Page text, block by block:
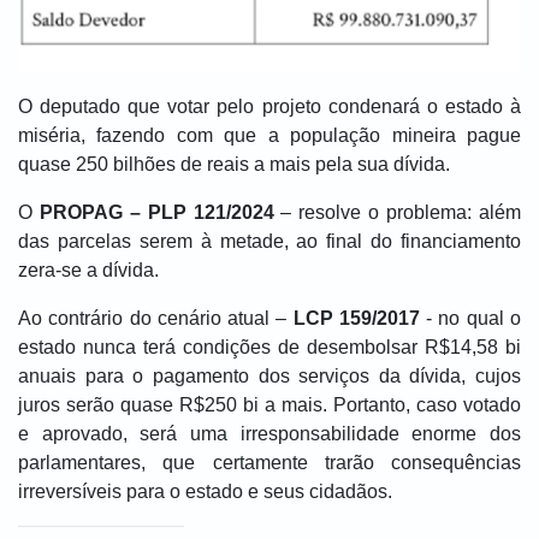
O deputado que votar pelo projeto condenará o estado à
miséria, fazendo com que a população mineira pague
quase 250 bilhões de reais a mais pela sua dívida.
O PROPAG – PLP 121/2024– resolve o problema: além
das parcelas serem à metade, ao final do financiamento
zera-se a dívida.
Ao contrário do cenário atual – LCP 159/2017- no qual o
estado nunca terá condições de desembolsar R$14,58 bi
anuais para o pagamento dos serviços da dívida, cujos
juros serão quase R$250 bi a mais. Portanto, caso votado
e aprovado, será uma irresponsabilidade enorme dos
parlamentares, que certamente trarão consequências
irreversíveis para o estado e seus cidadãos.